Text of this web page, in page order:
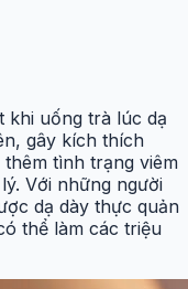
khi uống trà lúc dạ
gây kích thích
tình trạng viêm
Với những người
dạ dày thực quản
thể làm các triệu